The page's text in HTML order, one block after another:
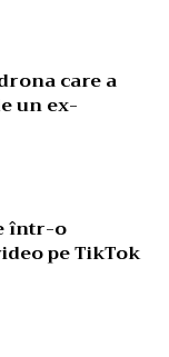
care a
un ex-
într-o
pe TikTok